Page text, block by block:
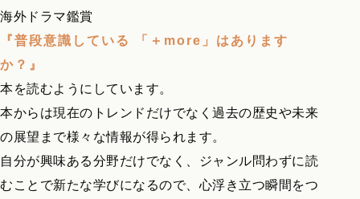
海外ドラマ鑑賞
『普段意識している 「＋more」はあります
か？』
本を読むようにしています。
本からは現在のトレンドだけでなく過去の歴史や未来
の展望まで様々な情報が得られます。
自分が興味ある分野だけでなく、ジャンル問わずに読
むことで新たな学びになるので、心浮き立つ瞬間をつ